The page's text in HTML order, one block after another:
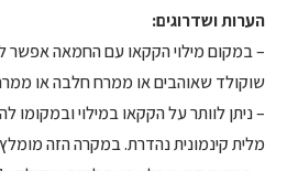
הערות ושדרוגים:
– במקום מילוי הקקאו עם החמאה אפשר
שוקולד שאוהבים או ממרח חלבה או
– ניתן לוותר על הקקאו במילוי ובמקומו
מלית קינמונית נהדרת. במקרה הזה